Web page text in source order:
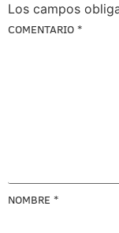
Los campos
COMENTARIO *
NOMBRE *